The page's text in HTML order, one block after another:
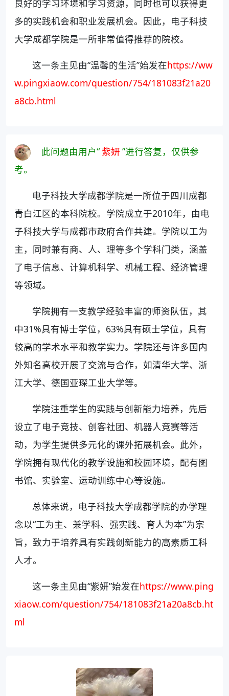
良好的学习环境和学习资源，同时也可以获得更
多的实践机会和职业发展机会。因此，电子科技
大学成都学院是一所非常值得推荐的院校。
这一条主见由“温馨的生活”始发在https://ww
w.pingxiaow.com/question/754/181083f21a20
a8cb.html
此问题由用户“紫妍 ”进行答复，仅供参
考。
电子科技大学成都学院是一所位于四川成都
青白江区的本科院校。学院成立于2010年，由电
子科技大学与成都市政府合作共建。学院以工为
主，同时兼有商、人、理等多个学科门类，涵盖
了电子信息、计算机科学、机械工程、经济管理
等领域。
学院拥有一支教学经验丰富的师资队伍，其
中31%具有博士学位，63%具有硕士学位，具有
较高的学术水平和教学实力。学院还与许多国内
外知名高校开展了交流与合作，如清华大学、浙
江大学、德国亚琛工业大学等。
学院注重学生的实践与创新能力培养，先后
设立了电子竞技、创客社团、机器人竞赛等活
动，为学生提供多元化的课外拓展机会。此外，
学院拥有现代化的教学设施和校园环境，配有图
书馆、实验室、运动训练中心等设施。
总体来说，电子科技大学成都学院的办学理
念以“工为主、兼学科、强实践、育人为本”为宗
旨，致力于培养具有实践创新能力的高素质工科
人才。
这一条主见由“紫妍”始发在https://www.ping
xiaow.com/question/754/181083f21a20a8cb.ht
ml